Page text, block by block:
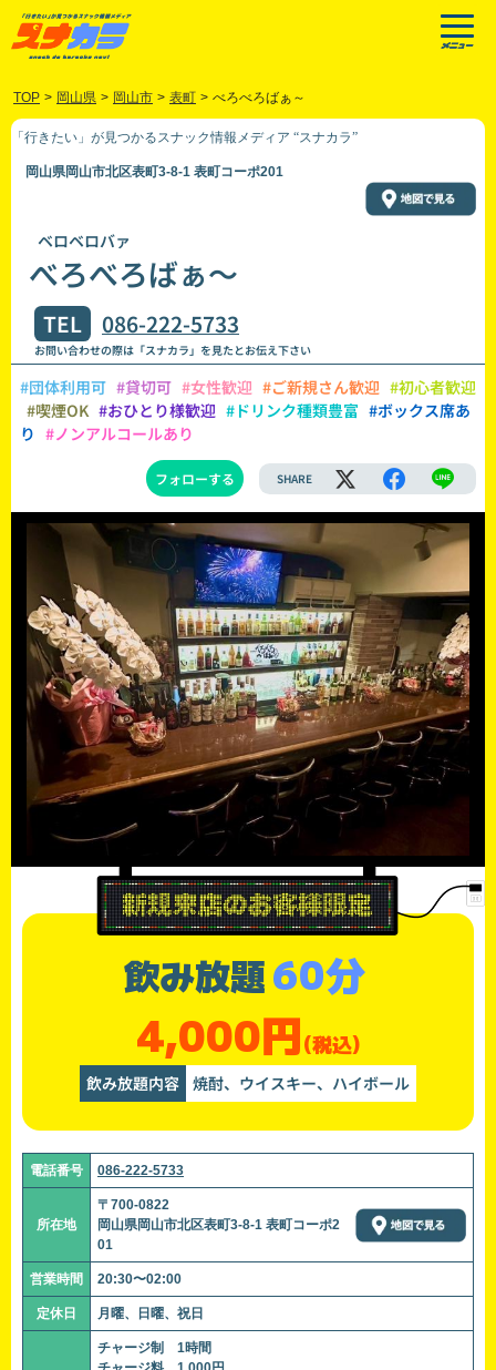
TOP > 岡山県 > 岡山市 > 表町 > べろべろばぁ～
「行きたい」が見つかるスナック情報メディア “スナカラ”
岡山県岡山市北区表町3-8-1 表町コーポ201
ベロベロバァ
べろべろばぁ～
TEL 086-222-5733
お問い合わせの際は「スナカラ」を見たとお伝え下さい
#団体利用可 #貸切可 #女性歓迎 #ご新規さん歓迎 #初心者歓迎
#喫煙OK #おひとり様歓迎 #ドリンク種類豊富 #ボックス席あ
り #ノンアルコールあり
フォローする SHARE
飲み放題60分
4,000円(税込)
飲み放題内容 焼酎、ウイスキー、ハイボール
電話番号 086-222-5733
所在地
〒700-0822
岡山県岡山市北区表町3-8-1 表町コーポ2
01
営業時間 20:30〜02:00
定休日 月曜、日曜、祝日
チャージ制 1時間